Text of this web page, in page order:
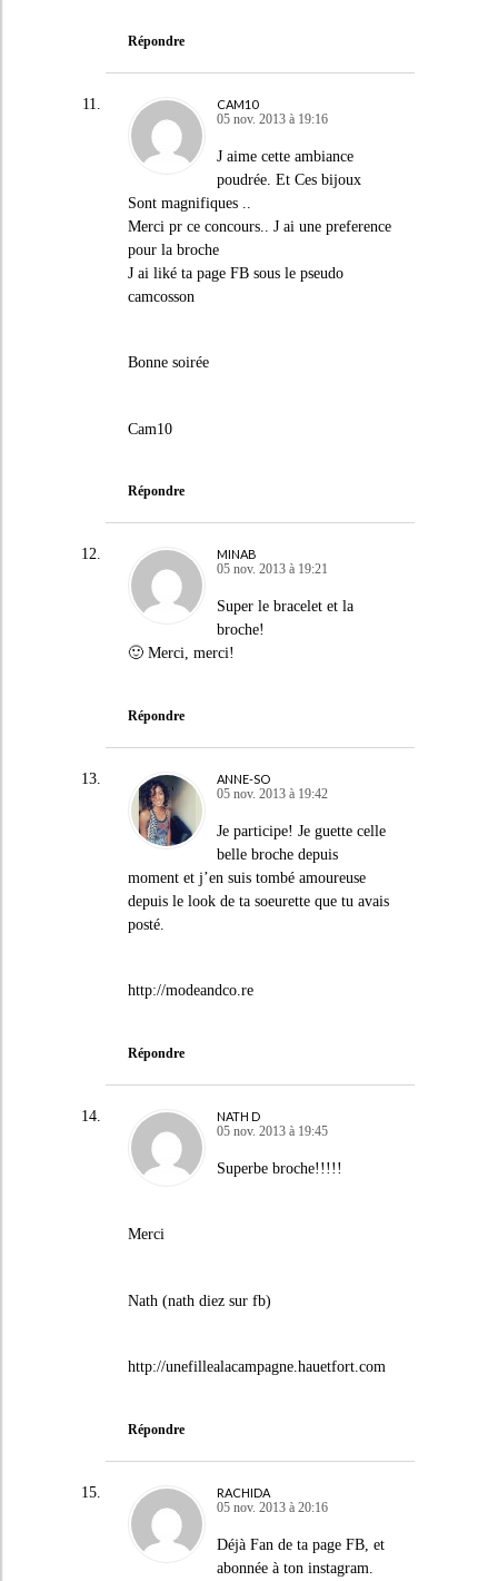
Répondre
CAM10
05 nov. 2013 à 19:16
J aime cette ambiance
poudrée. Et Ces bijoux
Sont magnifiques ..
Merci pr ce concours.. J ai une preference
pour la broche
J ai liké ta page FB sous le pseudo
camcosson
Bonne soirée
Cam10
Répondre
MINAB
05 nov. 2013 à 19:21
Super le bracelet et la
broche!
🙂 Merci, merci!
Répondre
ANNE-SO
05 nov. 2013 à 19:42
Je participe! Je guette celle
belle broche depuis
moment et j’en suis tombé amoureuse
depuis le look de ta soeurette que tu avais
posté.
http://modeandco.re
Répondre
NATH D
05 nov. 2013 à 19:45
Superbe broche!!!!!
Merci
Nath (nath diez sur fb)
http://unefillealacampagne.hauetfort.com
Répondre
RACHIDA
05 nov. 2013 à 20:16
Déjà Fan de ta page FB, et
abonnée à ton instagram.